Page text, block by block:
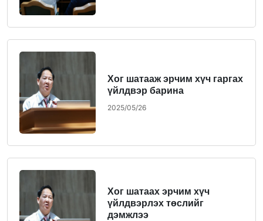
Хог шатааж эрчим хүч гаргах
үйлдвэр барина
2025/05/26
Хог шатаах эрчим хүч
үйлдвэрлэх төслийг
дэмжлээ